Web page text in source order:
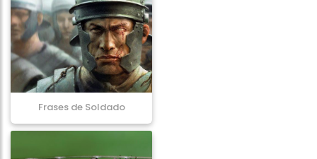
Frases de Soldado